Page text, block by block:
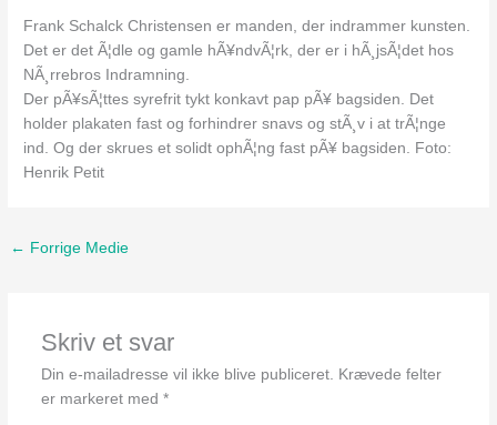
Frank Schalck Christensen er manden, der indrammer kunsten.
Det er det Ã¦dle og gamle hÃ¥ndvÃ¦rk, der er i hÃ¸jsÃ¦det hos
NÃ¸rrebros Indramning.
Der pÃ¥sÃ¦ttes syrefrit tykt konkavt pap pÃ¥ bagsiden. Det
holder plakaten fast og forhindrer snavs og stÃ¸v i at trÃ¦nge
ind. Og der skrues et solidt ophÃ¦ng fast pÃ¥ bagsiden. Foto:
Henrik Petit
← Forrige Medie
Skriv et svar
Din e-mailadresse vil ikke blive publiceret. Krævede felter
er markeret med *